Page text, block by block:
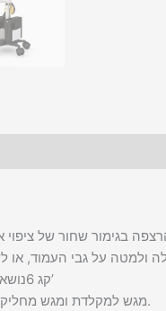
זרוע מסך תואמת VESA נושאת עד 8‪.‬6 קג’
מגש למקלדת ומגש מחליק לעכבר עשויים פולימר ומעוצבים.